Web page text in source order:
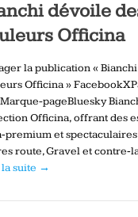
dévoile
Officina
la publication «
Officina »
pageBluesky
Officina, offrant des
et
route, Gravel et
suite →